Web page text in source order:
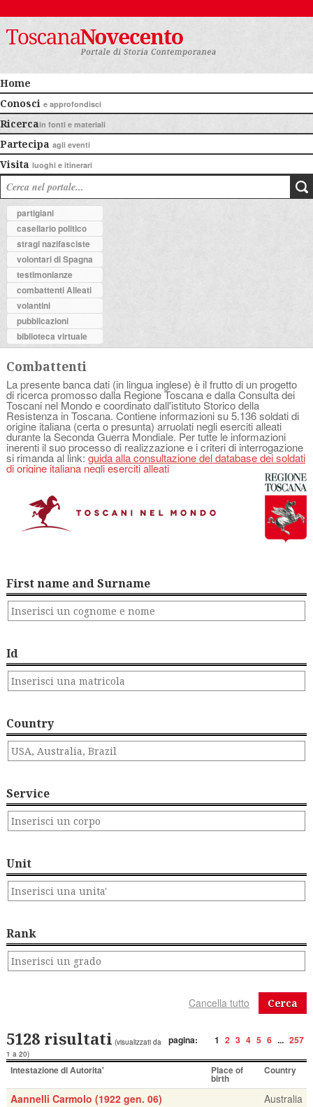
Home
Conosci e approfondisci
Ricercain fonti e materiali
Partecipa agli eventi
Visita luoghi e itinerari
partigiani
casellario politico
stragi nazifasciste
volontari di Spagna
testimonianze
combattenti Alleati
volantini
pubblicazioni
biblioteca virtuale
Combattenti
La presente banca dati (in lingua inglese) è il frutto di un progetto
di ricerca promosso dalla Regione Toscana e dalla Consulta dei
Toscani nel Mondo e coordinato dall'istituto Storico della
Resistenza in Toscana. Contiene informazioni su 5.136 soldati di
origine italiana (certa o presunta) arruolati negli eserciti alleati
durante la Seconda Guerra Mondiale. Per tutte le informazioni
inerenti il suo processo di realizzazione e i criteri di interrogazione
si rimanda al link: guida alla consultazione del database dei soldati
di origine italiana negli eserciti alleati
First name and Surname
Id
Country
Service
Unit
Rank
Cerca
pagina: 1 2 3 4 5 6 ... 257
5128 risultati (visualizzati da
1 a 20)
Intestazione di Autorita' Place of
birth
Country
Aannelli Carmolo (1922 gen. 06)
Australia